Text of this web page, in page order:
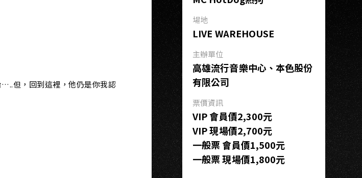
但，回到這裡，他仍是你我認
場地
LIVE WAREHOUSE
主辦單位
高雄流行音樂中心、本色股份
有限公司
票價資訊
VIP 會員價2,300元
VIP 現場價2,700元
一般票 會員價1,500元
一般票 現場價1,800元